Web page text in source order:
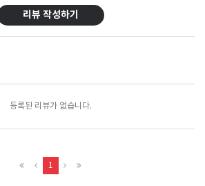
리뷰 작성하기
등록된 리뷰가 없습니다.
1